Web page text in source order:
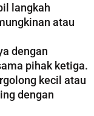
langkah
atau
dengan
pihak ketiga.
kecil atau
dengan